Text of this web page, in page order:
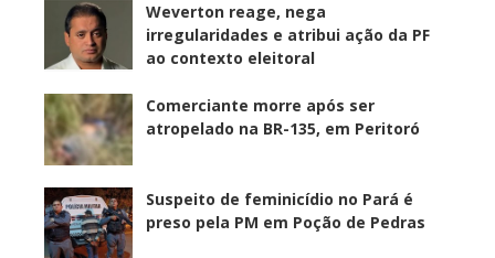
Weverton reage, nega
irregularidades e atribui ação da PF
ao contexto eleitoral
Comerciante morre após ser
atropelado na BR-135, em Peritoró
Suspeito de feminicídio no Pará é
preso pela PM em Poção de Pedras